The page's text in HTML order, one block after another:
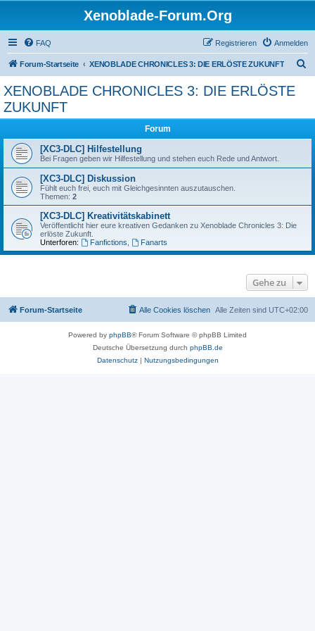
Xenoblade-Forum.Org
FAQ Anmelden
Registrieren
Forum-Startseite XENOBLADE CHRONICLES 3: DIE ERLÖSTE ZUKUNFT
XENOBLADE CHRONICLES 3: DIE ERLÖSTE
ZUKUNFT
Forum
[XC3-DLC] Hilfestellung
Bei Fragen geben wir Hilfestellung und stehen euch Rede und Antwort.
[XC3-DLC] Diskussion
Fühlt euch frei, euch mit Gleichgesinnten auszutauschen.
Themen: 2
[XC3-DLC] Kreativitätskabinett
Veröffentlicht hier eure kreativen Gedanken zu Xenoblade Chronicles 3: Die
erlöste Zukunft.
Unterforen:
Fanfictions Fanarts
Gehe zu
Forum-Startseite Alle Zeiten sind UTC+02:00
Alle Cookies löschen
Powered by phpBB® Forum Software © phpBB Limited
Deutsche Übersetzung durch phpBB.de
Datenschutz| Nutzungsbedingungen